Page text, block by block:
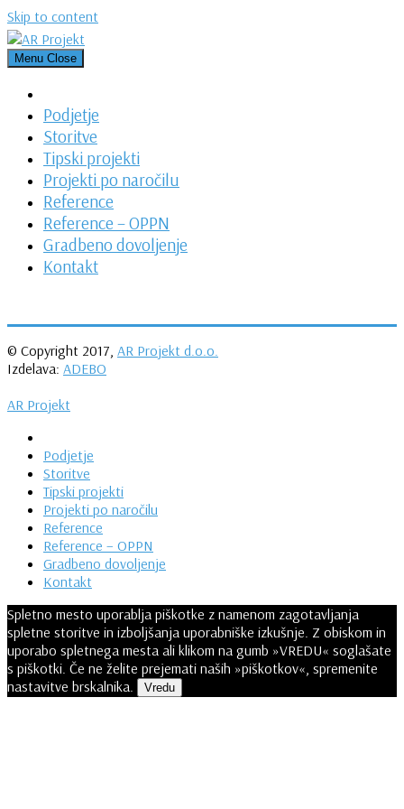
Skip to content
Menu Close
Podjetje
Storitve
Tipski projekti
Projekti po naročilu
Reference
Reference – OPPN
Gradbeno dovoljenje
Kontakt
© Copyright 2017, AR Projekt d.o.o.
Izdelava: ADEBO
AR Projekt
Podjetje
Storitve
Tipski projekti
Projekti po naročilu
Reference
Reference – OPPN
Gradbeno dovoljenje
Kontakt
Spletno mesto uporablja piškotke z namenom zagotavljanja
spletne storitve in izboljšanja uporabniške izkušnje. Z obiskom in
uporabo spletnega mesta ali klikom na gumb »VREDU« soglašate
s piškotki. Če ne želite prejemati naših »piškotkov«, spremenite
nastavitve brskalnika.
Vredu